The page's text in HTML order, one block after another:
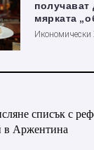
получават
мярката
списък с
в Аржентина